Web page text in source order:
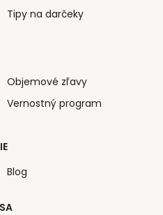
Tipy na darčeky
Objemové zľavy
Vernostný program
Blog